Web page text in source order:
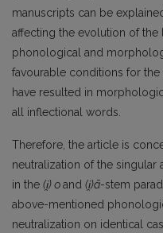
manuscripts can be
affecting the evolution of
phonological and
favourable conditions for
have resulted in
all inflectional words.
Therefore, the article is
neutralization of the singular
in the (i̯) оand (i̯)ā-stem
above-mentioned
neutralization on identical